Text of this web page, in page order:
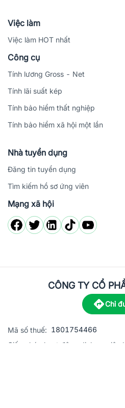
Việc làm
Việc làm HOT nhất
Công cụ
Tính lương Gross - Net
Tính lãi suất kép
Tính bảo hiểm thất nghiệp
Tính bảo hiểm xã hội một lần
Nhà tuyển dụng
Đăng tin tuyển dụng
Tìm kiếm hồ sơ ứng viên
Mạng xã hội
CÔNG TY CỔ
Chỉ
Mã số thuế: 1801754466
Giấy phép hoạt động dịch vụ việc